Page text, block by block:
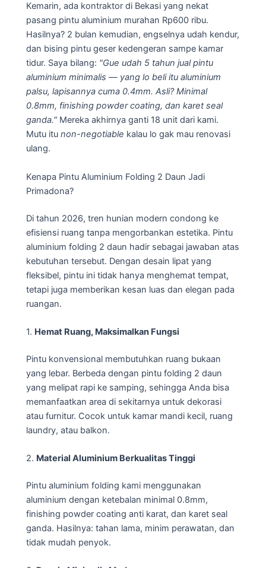
Kemarin, ada kontraktor di Bekasi yang nekat
pasang pintu aluminium murahan Rp600 ribu.
Hasilnya? 2 bulan kemudian, engselnya udah kendur,
dan bising pintu geser kedengeran sampe kamar
tidur. Saya bilang: "Gue udah 5 tahun jual pintu
aluminium minimalis — yang lo beli itu aluminium
palsu, lapisannya cuma 0.4mm. Asli? Minimal
0.8mm, finishing powder coating, dan karet seal
ganda." Mereka akhirnya ganti 18 unit dari kami.
Mutu itu non-negotiable kalau lo gak mau renovasi
ulang.
Kenapa Pintu Aluminium Folding 2 Daun Jadi
Primadona?
Di tahun 2026, tren hunian modern condong ke
efisiensi ruang tanpa mengorbankan estetika. Pintu
aluminium folding 2 daun hadir sebagai jawaban atas
kebutuhan tersebut. Dengan desain lipat yang
fleksibel, pintu ini tidak hanya menghemat tempat,
tetapi juga memberikan kesan luas dan elegan pada
ruangan.
1. Hemat Ruang, Maksimalkan Fungsi
Pintu konvensional membutuhkan ruang bukaan
yang lebar. Berbeda dengan pintu folding 2 daun
yang melipat rapi ke samping, sehingga Anda bisa
memanfaatkan area di sekitarnya untuk dekorasi
atau furnitur. Cocok untuk kamar mandi kecil, ruang
laundry, atau balkon.
2. Material Aluminium Berkualitas Tinggi
Pintu aluminium folding kami menggunakan
aluminium dengan ketebalan minimal 0.8mm,
finishing powder coating anti karat, dan karet seal
ganda. Hasilnya: tahan lama, minim perawatan, dan
tidak mudah penyok.